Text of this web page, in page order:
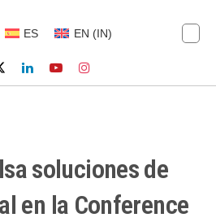
ES EN (IN)
soluciones de
en la Conference